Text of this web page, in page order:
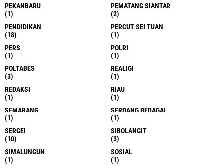
PEKANBARU
(1)
PEMATANG SIANTAR
(2)
PENDIDIKAN
(18)
PERCUT SEI TUAN
(1)
PERS
(1)
POLRI
(1)
POLTABES
(3)
REALIGI
(1)
REDAKSI
(1)
RIAU
(1)
SEMARANG
(1)
SERDANG BEDAGAI
(1)
SERGEI
(10)
SIBOLANGIT
(3)
SIMALUNGUN
(1)
SOSIAL
(1)